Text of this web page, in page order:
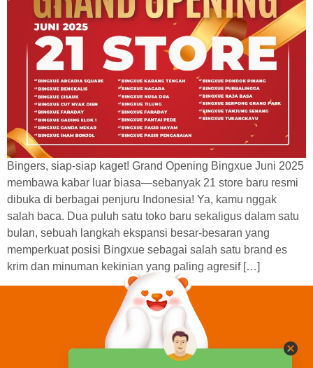
Bingers, siap-siap kaget! Grand Opening Bingxue Juni 2025
membawa kabar luar biasa—sebanyak 21 store baru resmi
dibuka di berbagai penjuru Indonesia! Ya, kamu nggak
salah baca. Dua puluh satu toko baru sekaligus dalam satu
bulan, sebuah langkah ekspansi besar-besaran yang
memperkuat posisi Bingxue sebagai salah satu brand es
krim dan minuman kekinian yang paling agresif […]